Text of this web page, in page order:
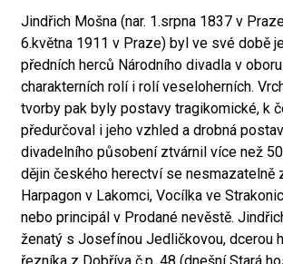
Jindřich Mošna (nar. 1.srpna 1837 v
6.května 1911 v Praze) byl ve své době
předních herců Národního divadla v
charakterních rolí i rolí veseloherních.
tvorby pak byly postavy tragikomické, k
předurčoval i jeho vzhled a drobná
divadelního působení ztvárnil více než
dějin českého herectví se nesmazatelně
Harpagon v Lakomci, Vocílka ve
nebo principál v Prodané nevěstě.
ženatý s Josefínou Jedličkovou, dcerou